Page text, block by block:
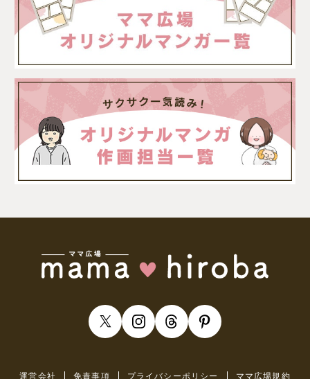
運営会社 免責事項 プライバシーポリシー
ママ広場規約